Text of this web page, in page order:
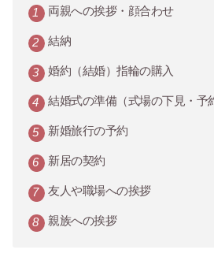
両親への挨拶・顔合わせ
結納
婚約（結婚）指輪の購入
結婚式の準備（式場の下見・予
新婚旅行の予約
新居の契約
友人や職場への挨拶
親族への挨拶